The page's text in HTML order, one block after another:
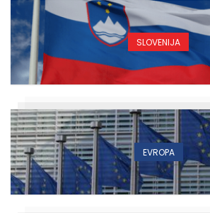
SLOVENIJA
EVROPA